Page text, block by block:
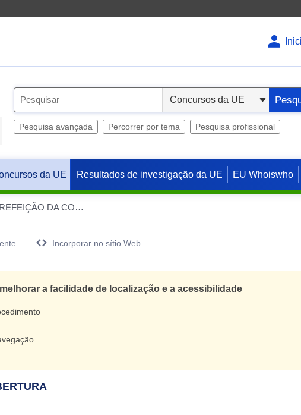
e
t
Pesquisa avançada Percorrer por tema Pesquisa profissional
da UE Resultados de investigação da UE EU Whoiswho
TRABALHOS DE MANUTENÇÃO E DE REFEIÇÃO DA COBERTURA
Incorporar no sítio Web
a facilidade de localização e a acessibilidade